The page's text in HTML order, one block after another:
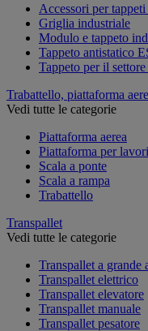
Accessori per
Griglia industriale
Modulo e tappeto
Tappeto antistatico
Tappeto per il
Trabattello, piattaforma
Vedi tutte le categorie
Piattaforma aerea
Piattaforma per
Scala a ponte
Scala a rampa
Trabattello
Transpallet
Vedi tutte le categorie
Transpallet a grande
Transpallet elettrico
Transpallet elevatore
Transpallet manuale
Transpallet pesatore